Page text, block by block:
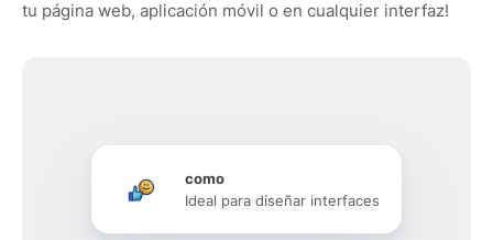
tu página web, aplicación móvil o en cualquier interfaz!
como
Ideal para diseñar interfaces